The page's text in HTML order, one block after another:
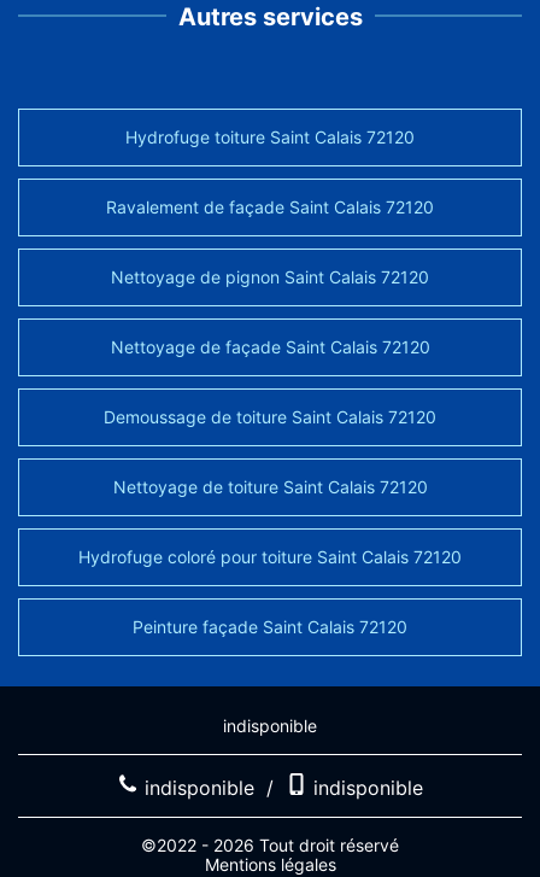
Autres services
Hydrofuge toiture Saint Calais 72120
Ravalement de façade Saint Calais 72120
Nettoyage de pignon Saint Calais 72120
Nettoyage de façade Saint Calais 72120
Demoussage de toiture Saint Calais 72120
Nettoyage de toiture Saint Calais 72120
Hydrofuge coloré pour toiture Saint Calais 72120
Peinture façade Saint Calais 72120
indisponible
indisponible / indisponible
©2022 - 2026 Tout droit réservé
Mentions légales